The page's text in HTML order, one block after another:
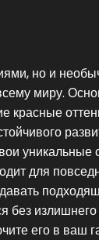
но и
миру.
красные
уникальные
для
без
его в ваш